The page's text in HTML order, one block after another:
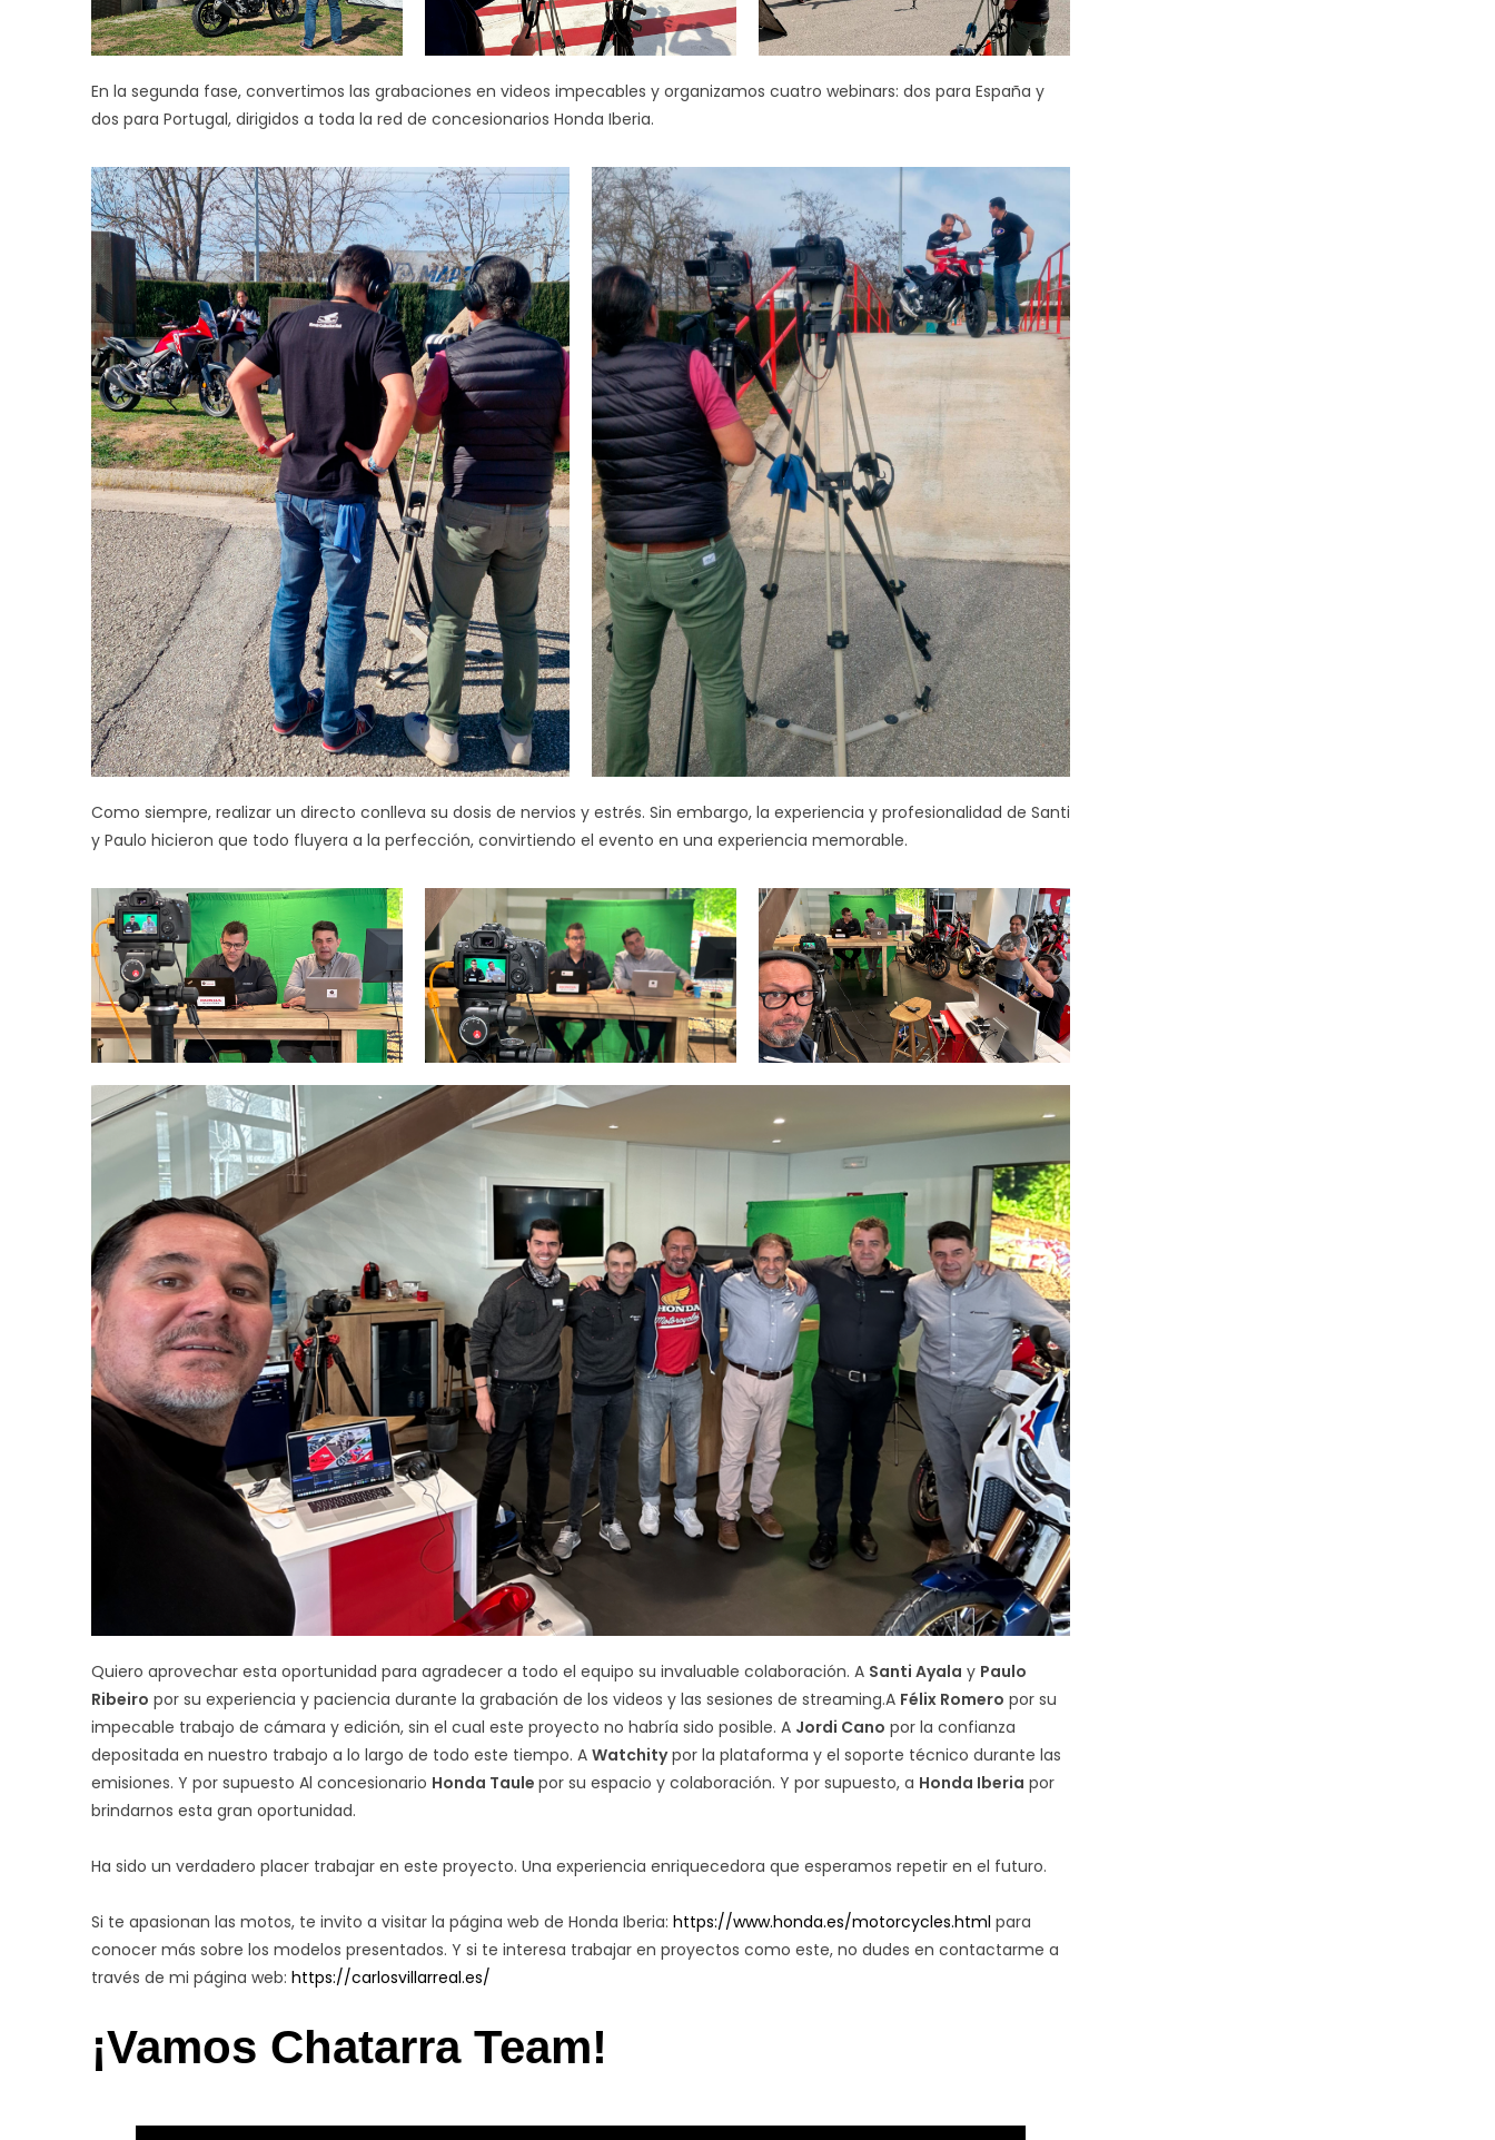
En la segunda fase, convertimos las grabaciones en videos impecables y organizamos cuatro webinars: dos para España y
dos para Portugal, dirigidos a toda la red de concesionarios Honda Iberia.
Como siempre, realizar un directo conlleva su dosis de nervios y estrés. Sin embargo, la experiencia y profesionalidad de Santi
y Paulo hicieron que todo fluyera a la perfección, convirtiendo el evento en una experiencia memorable.
Quiero aprovechar esta oportunidad para agradecer a todo el equipo su invaluable colaboración. A Santi Ayala y Paulo
Ribeiro por su experiencia y paciencia durante la grabación de los videos y las sesiones de streaming.A Félix Romero por su
impecable trabajo de cámara y edición, sin el cual este proyecto no habría sido posible. A Jordi Cano por la confianza
depositada en nuestro trabajo a lo largo de todo este tiempo. A Watchitypor la plataforma y el soporte técnico durante las
emisiones. Y por supuesto Al concesionario Honda Taule por su espacio y colaboración. Y por supuesto, a Honda Iberia por
brindarnos esta gran oportunidad.
Ha sido un verdadero placer trabajar en este proyecto. Una experiencia enriquecedora que esperamos repetir en el futuro.
Si te apasionan las motos, te invito a visitar la página web de Honda Iberia: https://www.honda.es/motorcycles.html para
conocer más sobre los modelos presentados. Y si te interesa trabajar en proyectos como este, no dudes en contactarme a
través de mi página web: https://carlosvillarreal.es/
¡Vamos Chatarra Team!